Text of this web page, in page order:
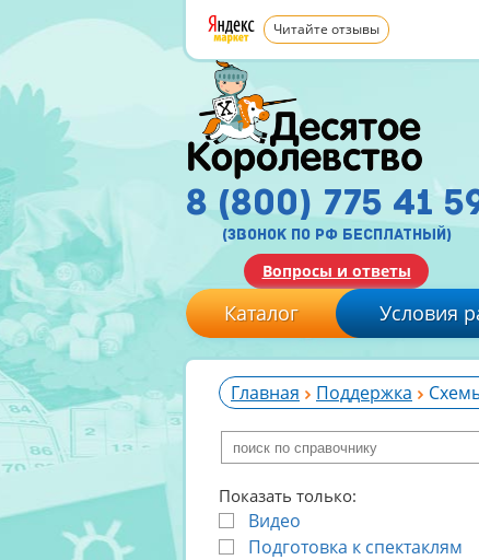
Читайте отзывы
8 (800) 775 41
(звонок по рф бесплатный)
Вопросы и ответы
Каталог Условия
Главная Поддержка
Показать только:
Видео
Подготовка к спектаклям